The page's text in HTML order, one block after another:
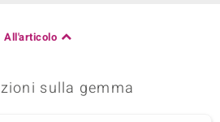
All'articolo
sulla gemma